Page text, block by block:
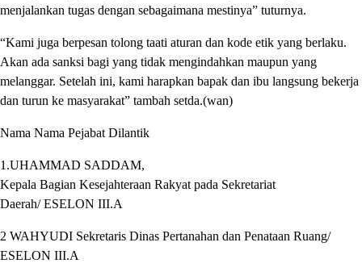
menjalankan tugas dengan sebagaimana mestinya” tuturnya.
“Kami juga berpesan tolong taati aturan dan kode etik yang berlaku.
Akan ada sanksi bagi yang tidak mengindahkan maupun yang
melanggar. Setelah ini, kami harapkan bapak dan ibu langsung bekerja
dan turun ke masyarakat” tambah setda.(wan)
Nama Nama Pejabat Dilantik
1.UHAMMAD SADDAM,
Kepala Bagian Kesejahteraan Rakyat pada Sekretariat
Daerah/ ESELON III.A
2 WAHYUDI Sekretaris Dinas Pertanahan dan Penataan Ruang/
ESELON III.A